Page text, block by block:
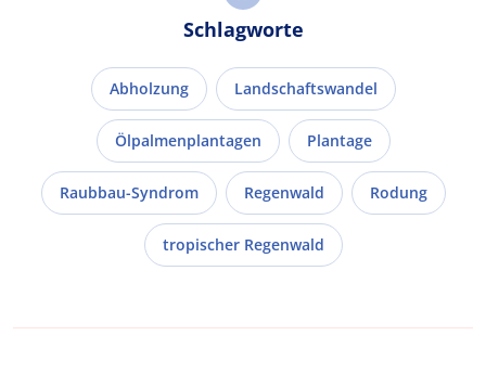
Schlagworte
Abholzung Landschaftswandel
Ölpalmenplantagen Plantage
Raubbau-Syndrom Regenwald Rodung
tropischer Regenwald